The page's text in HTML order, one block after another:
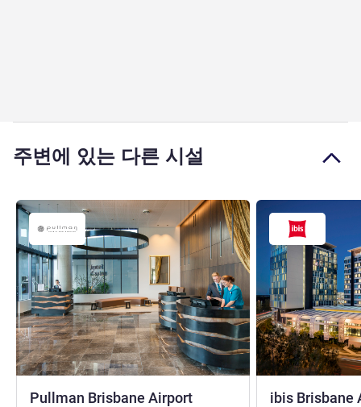
주변에 있는 다른 시설
Pullman Brisbane Airport5성 ibis Brisbane